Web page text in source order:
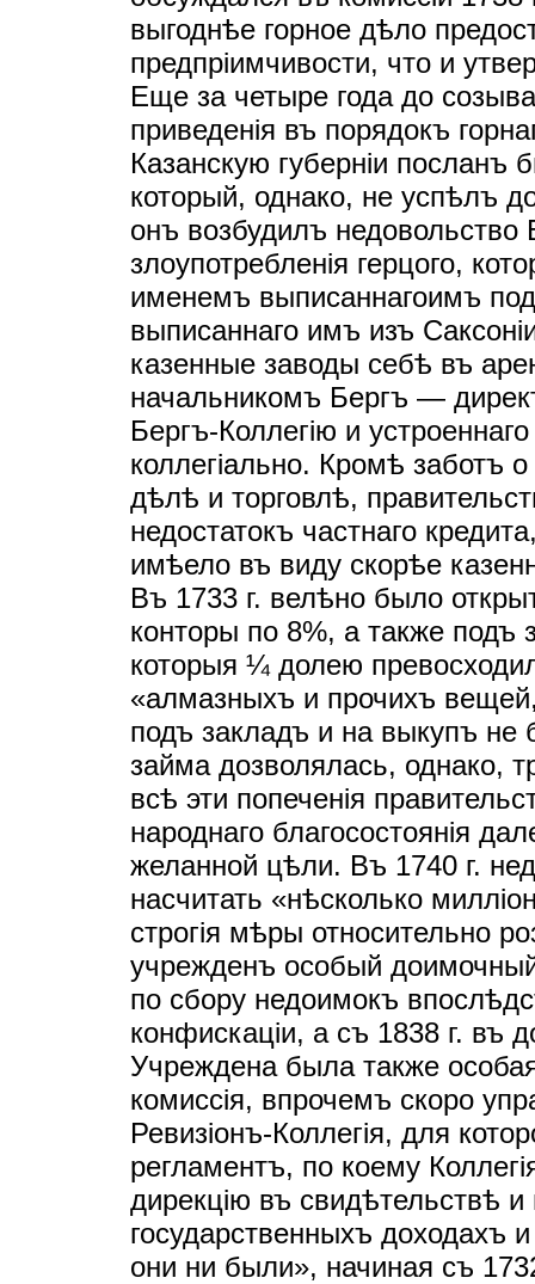
выгоднѣе горное дѣло
предпрiимчивости, что и
Еще за четыре года до
приведенiя въ порядокъ
Казанскую губернiи
который, однако, не успѣлъ
онъ возбудилъ
злоупотребленiя герцого,
именемъ выписаннагоимъ
выписаннаго имъ изъ
казенные заводы себѣ въ
начальникомъ Бергъ —
Бергъ-Коллегiю и
коллегiально. Кромѣ заботъ
дѣлѣ и торговлѣ,
недостатокъ частнаго
имѣело въ виду скорѣе
Въ 1733 г. велѣно было
конторы по 8%, а также подъ
которыя ¼ долею
«алмазныхъ и прочихъ
подъ закладъ и на выкупъ не
займа дозволялась, однако,
всѣ эти попеченiя
народнаго благосостоянiя
желанной цѣли. Въ 1740 г.
насчитать «нѣсколько
строгiя мѣры относительно
учрежденъ особый
по сбору недоимокъ
конфискацiи, а съ 1838 г. въ
Учреждена была также
комиссiя, впрочемъ скоро
Ревизiонъ-Коллегiя, для
регламентъ, по коему
дирекцiю въ свидѣтельствѣ
государственныхъ доходахъ
они ни были», начиная съ